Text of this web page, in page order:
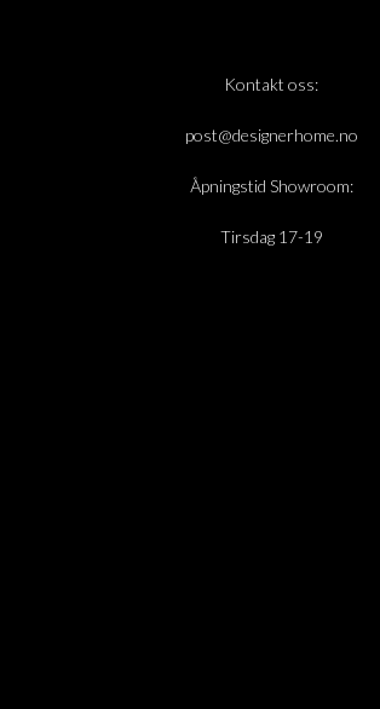
Kontakt oss:
post@designerhome.no
Åpningstid Showroom:
Tirsdag 17-19